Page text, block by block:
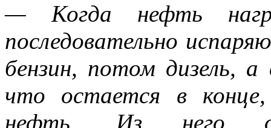
— Когда нефть
последовательно
бензин, потом дизель,
что остается в
нефть. Из него